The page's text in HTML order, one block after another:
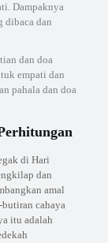
Dampaknya
dibaca dan
dan doa
empati dan
pahala dan doa
di Hari
dan
amal
cahaya
itu adalah